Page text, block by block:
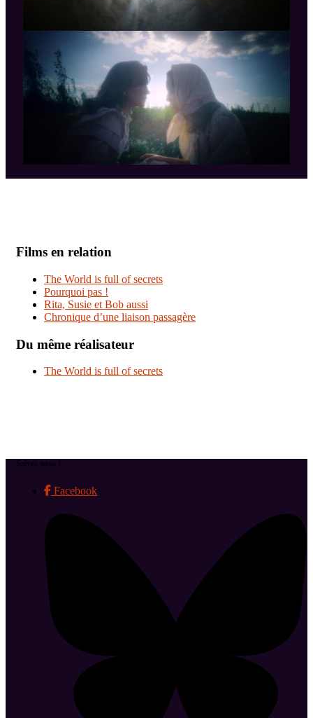
Films en relation
The World is full of secrets
Pourquoi pas !
Rita, Susie et Bob aussi
Chronique d’une liaison passagère
Du même réalisateur
The World is full of secrets
Suivez-nous !
Facebook